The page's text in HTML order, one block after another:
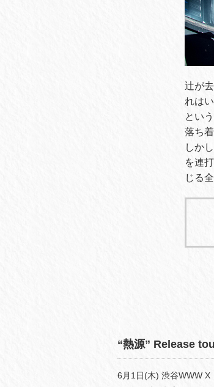
辻が
れは
とい
落ち着
しか
を連
じる
“熱源” Release
6月1日(木) 渋谷WWW